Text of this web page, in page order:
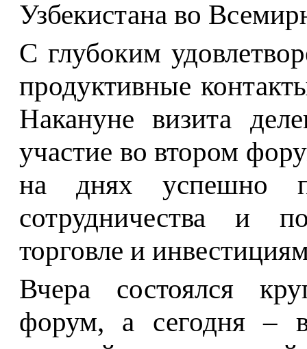
Узбекистана во
С глубоким
продуктивные
Накануне визита
участие во втором
на днях успешно
сотрудничества и
торговле и
Вчера состоялся
форум, а сегодня –